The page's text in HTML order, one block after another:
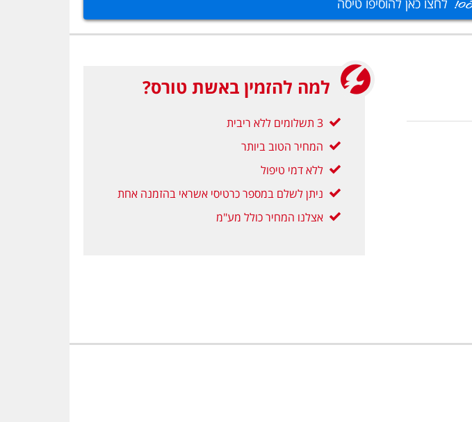
למה להזמין באשת טורס?
3 תשלומים ללא ריבית
המחיר הטוב ביותר
ללא דמי טיפול
ניתן לשלם במספר כרטיסי אשראי בהזמנה אחת
אצלנו המחיר כולל מע"מ